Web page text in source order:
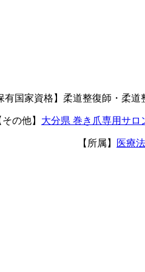
有国家資格】柔道整復師・柔
その他】 大分県 巻き爪専用サ
【所属】 医療